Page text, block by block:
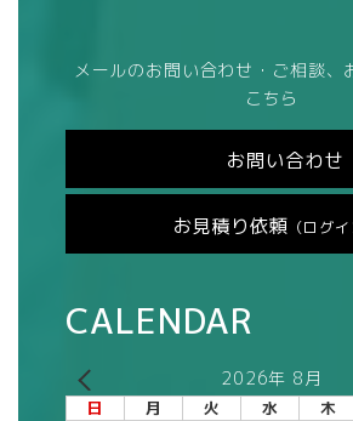
メールのお問い合わせ・ご相談、
こちら
お問い合わせ
お見積り依頼 （ログ
CALENDAR
2026年 8月
日 月 火 水 木